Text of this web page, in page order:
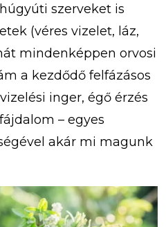
szerveket is
(véres vizelet, láz,
mindenképpen orvosi
a kezdődő felfázásos
inger, égő érzés
– egyes
akár mi magunk